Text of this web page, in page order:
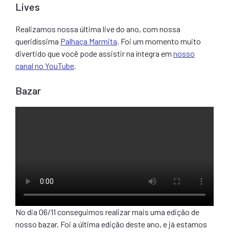
Lives
Realizamos nossa última live do ano, com nossa
queridíssima Palhaça Marmita. Foi um momento muito
divertido que você pode assistir na íntegra em nosso
canal no YouTube.
Bazar
No dia 06/11 conseguimos realizar mais uma edição de
nosso bazar. Foi a última edição deste ano, e já estamos